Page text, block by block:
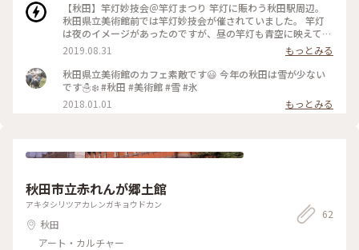
【秋田】竿灯妙技会＠竿灯まつり 竿灯に賑わう秋田駅周辺。
秋田県立美術館前では竿灯妙技会が催されていました。 竿灯
は夜のイメージがあったのですが、昼の竿灯も青空に映えて爽
やかで素敵です。 妙技会では、竿灯を手のひら・額・肩・腰に
乗せて、各チームの技術を競うそうです。 大きなもので50kg
にもなる竿灯をひょいと掲げてバランスを取る度、観客から歓
声が上がっていました。 #秋田 #お祭り #竿灯まつり #夏旅
2019
2019.08.31
もっとみる
秋田県立美術館のカフェ素敵です😃 今年の秋田は雪が少ない
です☃️❄️ #秋田 #美術館 #雪 #氷
2018.01.01
もっとみる
秋田市立赤れんが郷土館
アキタシリツアカレンガキョウドカン
秋田
アート・カルチャー
62